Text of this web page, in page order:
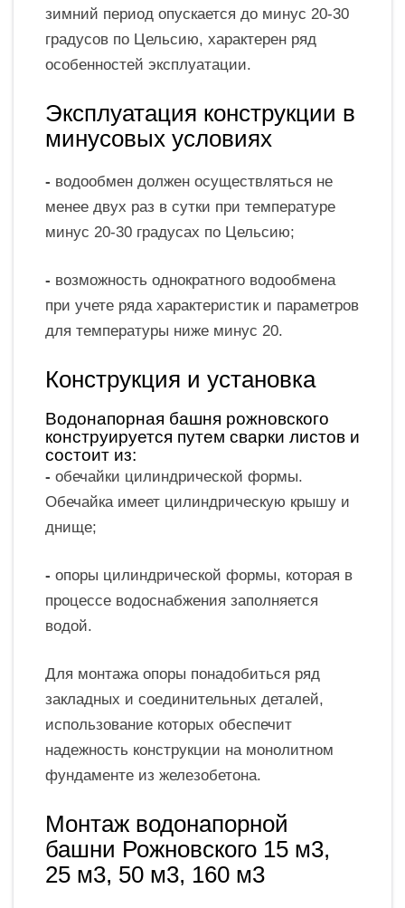
зимний период опускается до минус 20-30
градусов по Цельсию, характерен ряд
особенностей эксплуатации.
Эксплуатация конструкции в
минусовых условиях
- водообмен должен осуществляться не
менее двух раз в сутки при температуре
минус 20-30 градусах по Цельсию;
- возможность однократного водообмена
при учете ряда характеристик и параметров
для температуры ниже минус 20.
Конструкция и установка
Водонапорная башня рожновского
конструируется путем сварки листов и
состоит из:
- обечайки цилиндрической формы.
Обечайка имеет цилиндрическую крышу и
днище;
- опоры цилиндрической формы, которая в
процессе водоснабжения заполняется
водой.
Для монтажа опоры понадобиться ряд
закладных и соединительных деталей,
использование которых обеспечит
надежность конструкции на монолитном
фундаменте из железобетона.
Монтаж водонапорной
башни Рожновского 15 м3,
25 м3, 50 м3, 160 м3